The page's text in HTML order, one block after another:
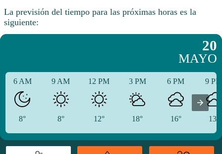
La previsión del tiempo para las próximas horas es la
siguiente:
20
MAYO
6 AM
8°
9 AM
8°
12 PM
12°
3 PM
18°
6 PM
16°
9
13°